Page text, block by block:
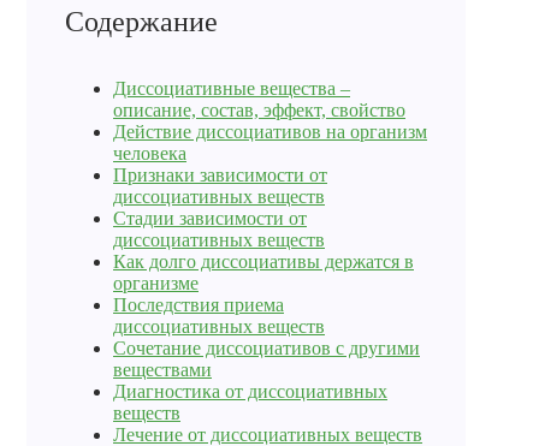
Содержание
Диссоциативные вещества –
описание, состав, эффект, свойство
Действие диссоциативов на организм
человека
Признаки зависимости от
диссоциативных веществ
Стадии зависимости от
диссоциативных веществ
Как долго диссоциативы держатся в
организме
Последствия приема
диссоциативных веществ
Сочетание диссоциативов с другими
веществами
Диагностика от диссоциативных
веществ
Лечение от диссоциативных веществ